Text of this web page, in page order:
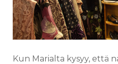
Kun Marialta kysyy, että